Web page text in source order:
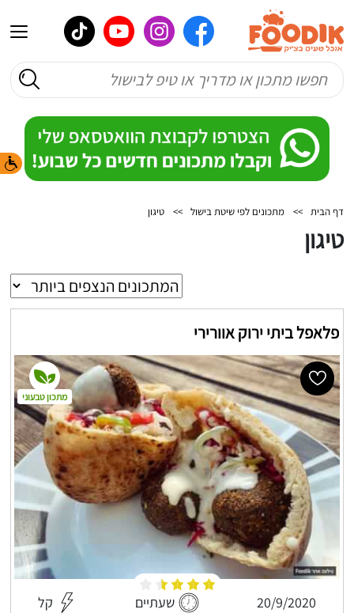
דף הבית >> מתכונים לפי שיטת בישול >> טיגון
טיגון
פלאפל ביתי ירוק אוורירי
20/9/2020 שעתיים קל
מתכון טבעוני